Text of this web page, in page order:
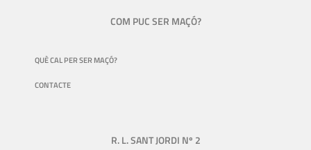
COM PUC SER MAÇÓ?
QUÈ CAL PER SER MAÇÓ?
CONTACTE
R. L. SANT JORDI Nº 2